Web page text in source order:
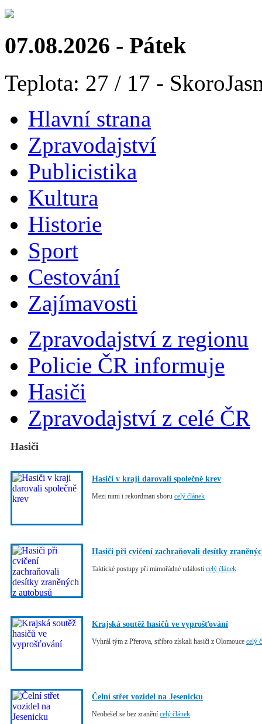
07.08.2026 - Pátek
Teplota: 27 / 17 -
Hlavní strana
Zpravodajství
Publicistika
Kultura
Historie
Sport
Cestování
Zajímavosti
Zpravodajství z regionu
Policie ČR informuje
Hasiči
Zpravodajství z celé ČR
Hasiči
Hasiči v kraji darovali společně krev
Mezi nimi i rekordman sboru celý článek
Hasiči při cvičení zachraňovali desítky
Taktické postupy při mimořádné události celý článek
Krajská soutěž hasičů ve vyprošťování
Vyhrál tým z Přerova, stříbro získali hasiči z Olomouce celý
Čelní střet vozidel na Jesenicku
Neobešel se bez zranění celý článek